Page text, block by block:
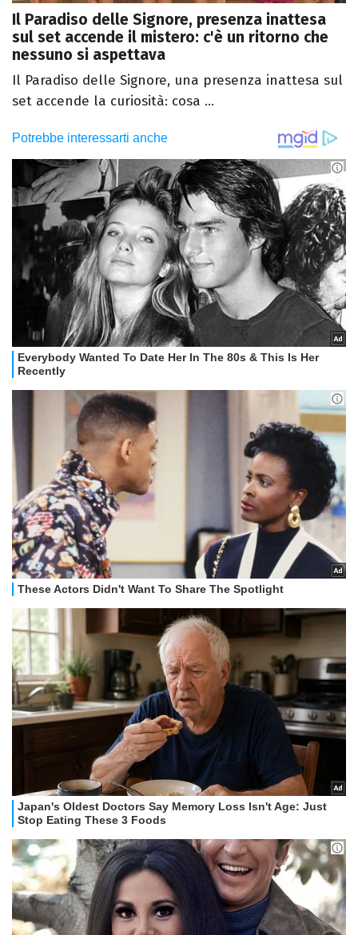
Il Paradiso delle Signore, presenza inattesa
sul set accende il mistero: c'è un ritorno che
nessuno si aspettava
Il Paradiso delle Signore, una presenza inattesa sul
set accende la curiosità: cosa ...